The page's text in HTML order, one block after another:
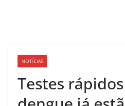
NOTÍCIAS
Testes